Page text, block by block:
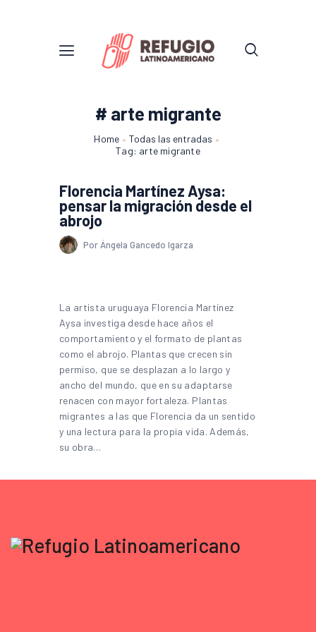
# arte migrante
Home
Todas las entradas
Tag: arte migrante
Florencia Martínez Aysa:
pensar la migración desde el
abrojo
Por Ángela Gancedo Igarza
La artista uruguaya Florencia Martínez
Aysa investiga desde hace años el
comportamiento y el formato de plantas
como el abrojo. Plantas que crecen sin
permiso, que se desplazan a lo largo y
ancho del mundo, que en su adaptarse
renacen con mayor fortaleza. Plantas
migrantes a las que Florencia da un sentido
y una lectura para la propia vida. Además,
su obra…